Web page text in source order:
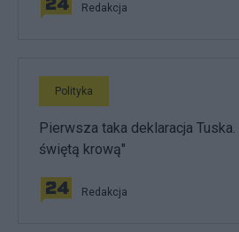
Redakcja
Polityka
Pierwsza taka deklaracja
świętą krową"
Redakcja